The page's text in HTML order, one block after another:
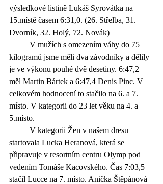
výsledkové listině Lukáš Syrovátka na
15.místě časem 6:31,0. (26. Střelba, 31.
Dvorník, 32. Holý, 72. Novák)
kilogramů jsme měli dva závodníky a dělily
je ve výkonu pouhé dvě desetiny. 6:47,2
měl Martin Bártek a 6:47,4 Denis Pinc. V
celkovém hodnocení to stačilo na 6. a 7.
místo. V kategorii do 23 let věku na 4. a
5.místo.
startovala Lucka Heranová, která se
připravuje v resortním centru Olymp pod
vedením Tomáše Kacovského. Čas 7:03,5
stačil Lucce na 7. místo. Anička Štěpánová